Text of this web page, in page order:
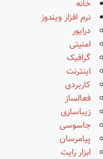
خانه
نرم افزار ویندوز
درایور
امنیتی
گرافیک
اینترنت
کاربردی
فعالساز
زیباسازی
جاسوسی
پیامرسان
ابزار رایت